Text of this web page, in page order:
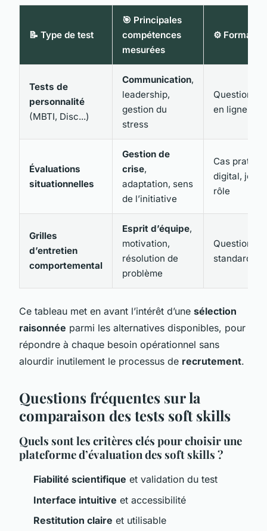
📝 Type de test
🎯 Principales
compétences
mesurées
⚙️ Format
Tests de
personnalité
(MBTI, Disc...)
Communication,
leadership,
gestion du
stress
en ligne
Évaluations
situationnelles
Gestion de
crise,
adaptation, sens
de l’initiative
Cas
digital, jeu
rôle
Grilles
d’entretien
comportemental
Esprit d’équipe,
motivation,
résolution de
problème
Questions
Ce tableau met en avant l’intérêt d’une sélection
raisonnée parmi les alternatives disponibles, pour
répondre à chaque besoin opérationnel sans
alourdir inutilement le processus de recrutement.
Questions fréquentes sur la
comparaison des tests soft skills
Quels sont les critères clés pour choisir une
plateforme d’évaluation des soft skills ?
Fiabilité scientifique et validation du test
Interface intuitive et accessibilité
Restitution claire et utilisable